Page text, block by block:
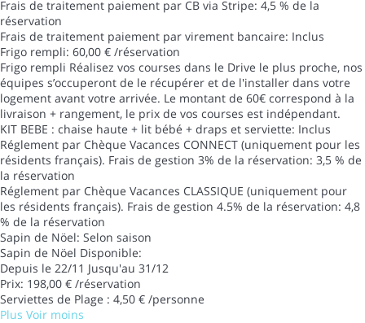
Frais de traitement paiement par CB via Stripe: 4,5 % de la
réservation
Frais de traitement paiement par virement bancaire: Inclus
Frigo rempli: 60,00 € /réservation
Frigo rempli Réalisez vos courses dans le Drive le plus proche, nos
équipes s’occuperont de le récupérer et de l'installer dans votre
logement avant votre arrivée. Le montant de 60€ correspond à la
livraison + rangement, le prix de vos courses est indépendant.
KIT BEBE : chaise haute + lit bébé + draps et serviette: Inclus
Réglement par Chèque Vacances CONNECT (uniquement pour les
résidents français). Frais de gestion 3% de la réservation: 3,5 % de
la réservation
Réglement par Chèque Vacances CLASSIQUE (uniquement pour
les résidents français). Frais de gestion 4.5% de la réservation: 4,8
% de la réservation
Sapin de Nöel: Selon saison
Sapin de Nöel Disponible:
Depuis le 22/11 Jusqu'au 31/12
Prix: 198,00 € /réservation
Serviettes de Plage : 4,50 € /personne
Plus Voir moins